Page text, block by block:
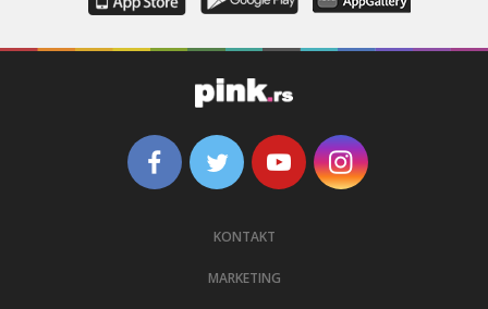
KONTAKT
MARKETING